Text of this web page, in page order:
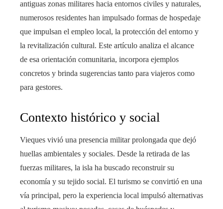
antiguas zonas militares hacia entornos civiles y naturales,
numerosos residentes han impulsado formas de hospedaje
que impulsan el empleo local, la protección del entorno y
la revitalización cultural. Este artículo analiza el alcance
de esa orientación comunitaria, incorpora ejemplos
concretos y brinda sugerencias tanto para viajeros como
para gestores.
Contexto histórico y social
Vieques vivió una presencia militar prolongada que dejó
huellas ambientales y sociales. Desde la retirada de las
fuerzas militares, la isla ha buscado reconstruir su
economía y su tejido social. El turismo se convirtió en una
vía principal, pero la experiencia local impulsó alternativas